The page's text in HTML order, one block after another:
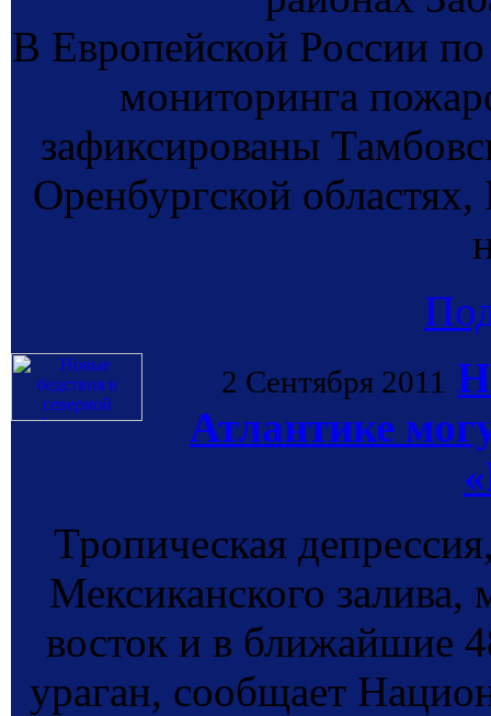
В Европейской России
мониторинга
зафиксированы
Оренбургской областях,
2 Сентября 2011
Атлантике
Тропическая
Мексиканского залива,
восток и в ближайшие
ураган, сообщает